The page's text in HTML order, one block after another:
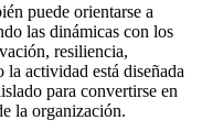
puede orientarse a
las dinámicas con los
resiliencia,
actividad está diseñada
para convertirse en
la organización.